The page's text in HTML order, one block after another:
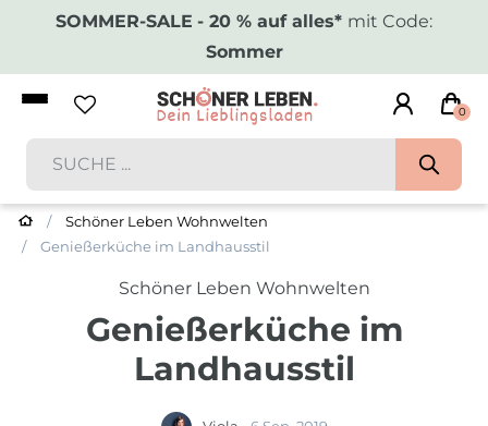
SOMMER-SALE - 20 % auf alles* mit Code:
Sommer
0
Schöner Leben Wohnwelten
Genießerküche im Landhausstil
Schöner Leben Wohnwelten
Genießerküche im
Landhausstil